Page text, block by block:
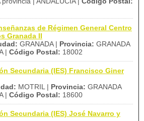
de Régimen General Centro
Granada II
GRANADA | Provincia: GRANADA
| Código Postal: 18002
Secundaria (IES) Francisco Giner
MOTRIL | Provincia: GRANADA
| Código Postal: 18600
Secundaria (IES) José Navarro y